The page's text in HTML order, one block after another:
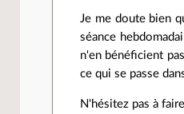
Je me doute bien
séance
n'en bénéficient
ce qui se passe
N'hésitez pas à